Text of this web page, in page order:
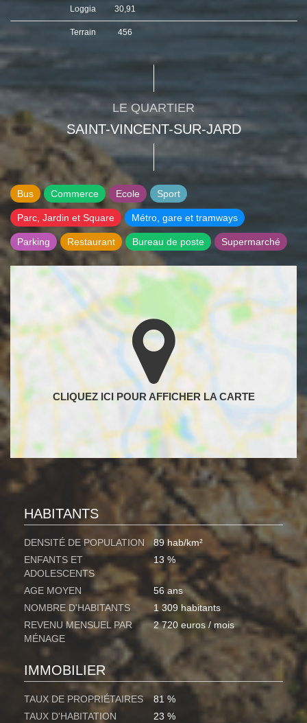
Loggia 30,91
Terrain 456
LE QUARTIER
SAINT-VINCENT-SUR-JARD
Bus Commerce Ecole Sport
Parc, Jardin et Square Métro, gare et tramways
Parking Restaurant Bureau de poste Supermarché
HABITANTS
DENSITÉ DE POPULATION
89 hab/km²
ENFANTS ET
ADOLESCENTS
13 %
AGE MOYEN
56 ans
NOMBRE D'HABITANTS
1 309 habitants
REVENU MENSUEL PAR
MÉNAGE
2 720 euros / mois
IMMOBILIER
TAUX DE PROPRIÉTAIRES
81 %
TAUX D'HABITATION
23 %